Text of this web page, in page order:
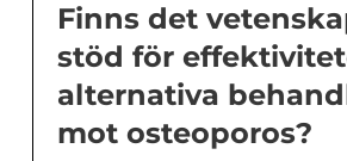
Finns det
stöd för
alternativa
mot osteoporos?